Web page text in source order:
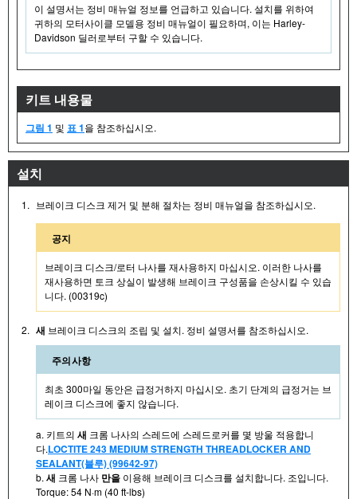
이 설명서는 정비 매뉴얼 정보를 언급하고 있습니다. 설치를 위하여
귀하의 모터사이클 모델용 정비 매뉴얼이 필요하며, 이는 Harley-
Davidson 딜러로부터 구할 수 있습니다.
키트 내용물
그림 1 및 표 1을 참조하십시오.
설치
1. 브레이크 디스크 제거 및 분해 절차는 정비 매뉴얼을 참조하십시오.
공지
브레이크 디스크/로터 나사를 재사용하지 마십시오. 이러한 나사를
재사용하면 토크 상실이 발생해 브레이크 구성품을 손상시킬 수 있습
니다. (00319c)
2. 새 브레이크 디스크의 조립 및 설치. 정비 설명서를 참조하십시오.
주의사항
최초 300마일 동안은 급정거하지 마십시오. 초기 단계의 급정거는 브
레이크 디스크에 좋지 않습니다.
a. 키트의 새 크롬 나사의 스레드에 스레드로커를 몇 방울 적용합니
다.LOCTITE 243 MEDIUM STRENGTH THREADLOCKER AND
SEALANT(블루) (99642-97)
b. 새 크롬 나사 만을 이용해 브레이크 디스크를 설치합니다. 조입니다.
Torque: 54 N·m (40 ft-lbs)